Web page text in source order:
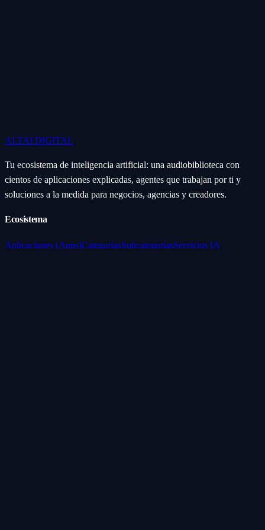
ALTAI DIGITAL
Tu ecosistema de inteligencia artificial: una audiobiblioteca con
cientos de aplicaciones explicadas, agentes que trabajan por ti y
soluciones a la medida para negocios, agencias y creadores.
Ecosistema
Aplicaciones (Apps)CategoríasSubcategoríasServicios IA